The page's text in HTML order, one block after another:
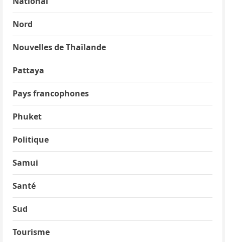
Nord
Nouvelles de Thaïlande
Pattaya
Pays francophones
Phuket
Politique
Samui
Santé
Sud
Tourisme